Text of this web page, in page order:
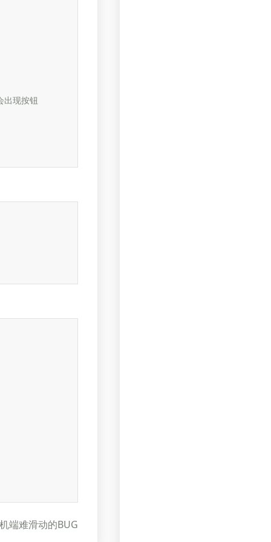
出现按钮
端难滑动的BUG